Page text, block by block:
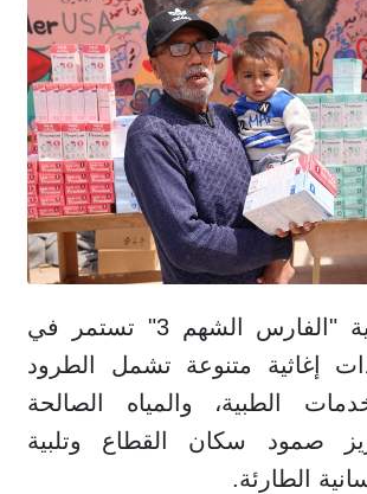
يُذكر أن عملية "الفارس الشهم 3" تستمر في
إغاثية متنوعة تشمل الطرود
الطبية، والمياه الصالحة
صمود سكان القطاع وتلبية
الطارئة.